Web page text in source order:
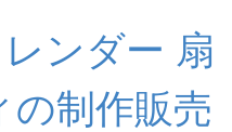
ンダー 扇
の制作販売